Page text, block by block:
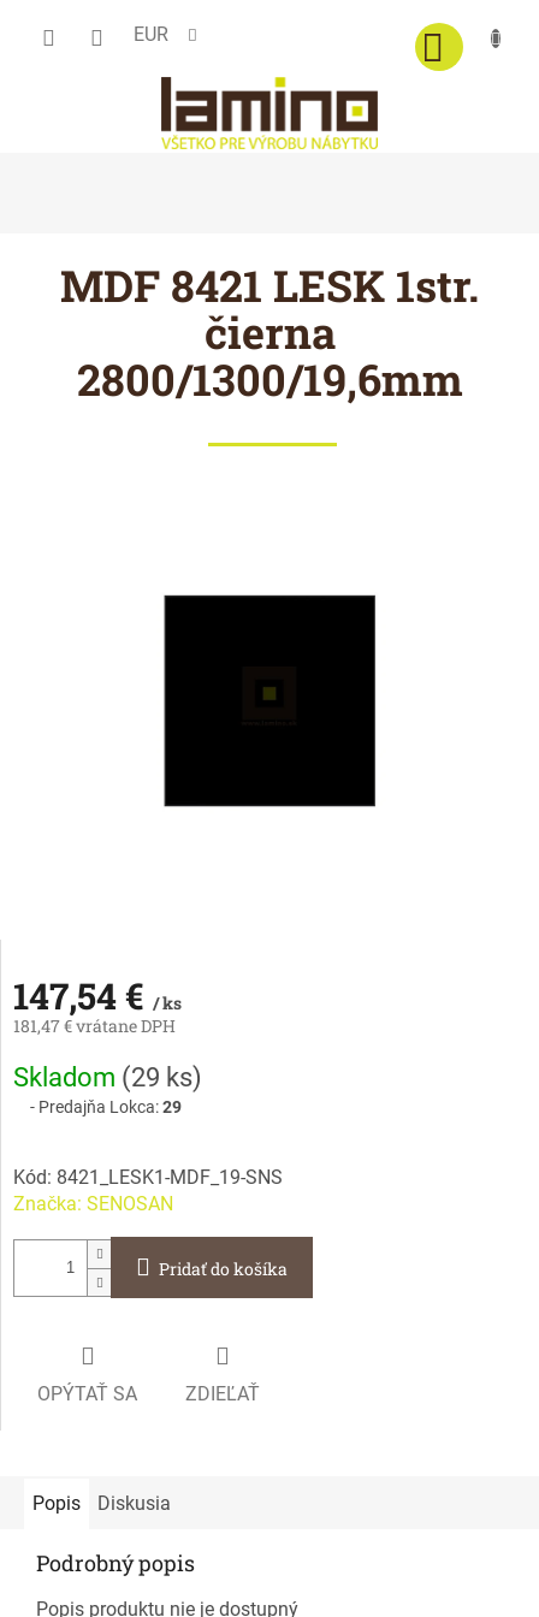
EUR
MDF 8421 LESK 1str.
čierna
2800/1300/19,6mm
147,54 € / ks
181,47 € vrátane DPH
Jednotková
cena:
Skladom (29 ks)
Predajňa Lokca:29
Kód: 8421_LESK1-MDF_19-SNS
Značka: SENOSAN
Pridať do košíka
OPÝTAŤ SA ZDIEĽAŤ
Popis Diskusia
Podrobný popis
Popis produktu nie je dostupný